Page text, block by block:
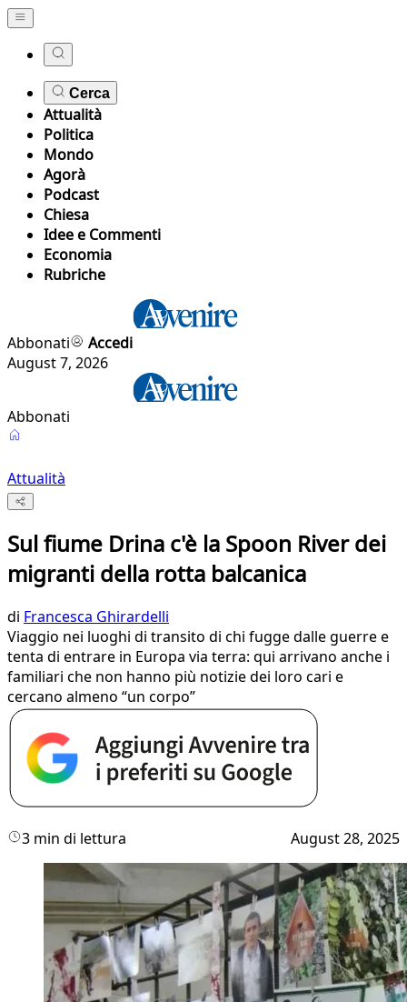
Cerca
Attualità
Politica
Mondo
Agorà
Podcast
Chiesa
Idee e Commenti
Economia
Rubriche
Abbonati
Accedi
August 7, 2026
Abbonati
Attualità
Sul fiume Drina c'è la Spoon River dei
migranti della rotta balcanica
di Francesca Ghirardelli
Viaggio nei luoghi di transito di chi fugge dalle guerre e
tenta di entrare in Europa via terra: qui arrivano anche i
familiari che non hanno più notizie dei loro cari e
cercano almeno “un corpo”
3 min di lettura August 28, 2025